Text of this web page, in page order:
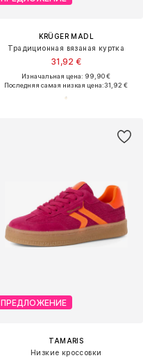
KRÜGER MADL
Традиционная вязаная куртка
31,92 €
Изначальная цена: 99,90 €
Последняя самая низкая цена:31,92 €
ПРЕДЛОЖЕНИЕ
TAMARIS
Низкие кроссовки